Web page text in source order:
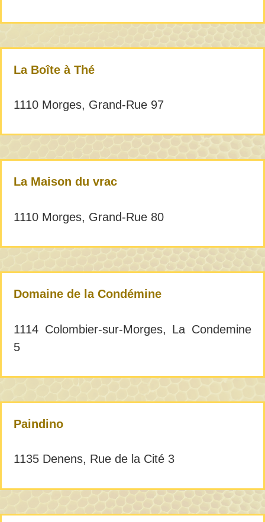
La Boîte à Thé
1110 Morges, Grand-Rue 97
La Maison du vrac
1110 Morges, Grand-Rue 80
Domaine de la Condémine
1114 Colombier-sur-Morges, La Condemine
5
Paindino
1135 Denens, Rue de la Cité 3